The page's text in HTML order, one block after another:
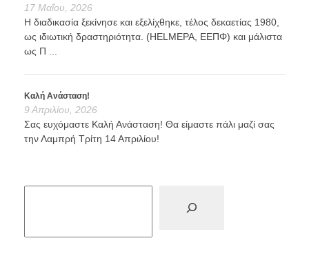
17 Μαΐου, 2026
Η διαδικασία ξεκίνησε και εξελίχθηκε, τέλος δεκαετίας 1980,
ως ιδιωτική δραστηριότητα. (HELMEPA, ΕΕΠΦ) και μάλιστα
ως Π ...
Καλή Ανάσταση!
9 Απριλίου, 2026
Σας ευχόμαστε Καλή Ανάσταση! Θα είμαστε πάλι μαζί σας
την Λαμπρή Τρίτη 14 Απριλίου!